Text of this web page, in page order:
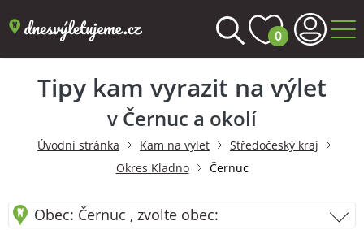
0
Tipy kam vyrazit na výlet
v Černuc a okolí
Úvodní stránka Kam na výlet
Středočeský kraj
Okres Kladno
Černuc
Obec: Černuc , zvolte obec: